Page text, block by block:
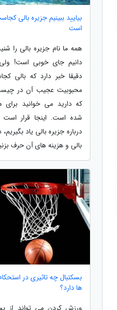
بیایید ببینیم جزیره بالی
است
همه ما نام جزیره بالی را
دانیم جای خوبی است!
دقیقا خبر دارد که بالی
محبوبیت عجیب آن در
که دارید می خوانید برای
شده است. اینجا قرار
درباره جزیره بالی یاد
بالی و هزینه های آن حرف
بسکتبال چه تاثیری در
ها دارد؟